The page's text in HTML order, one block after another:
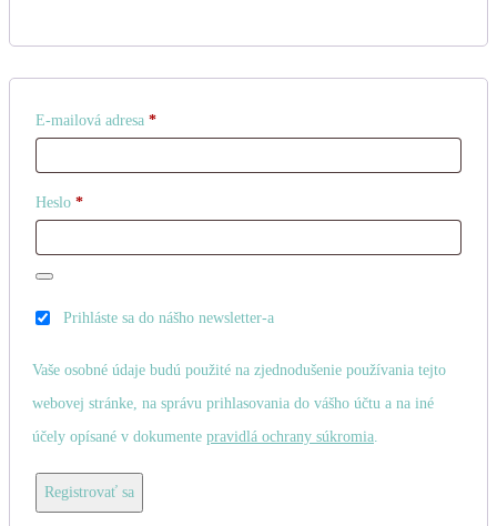
E-mailová adresa *Povinné
Heslo *Povinné
Prihláste sa do nášho newsletter-a
Vaše osobné údaje budú použité na zjednodušenie používania tejto
webovej stránke, na správu prihlasovania do vášho účtu a na iné
účely opísané v dokumente pravidlá ochrany súkromia
Registrovať sa